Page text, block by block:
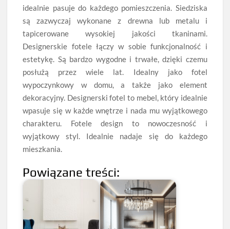
idealnie pasuje do każdego pomieszczenia. Siedziska
są zazwyczaj wykonane z drewna lub metalu i
tapicerowane wysokiej jakości tkaninami.
Designerskie fotele łączy w sobie funkcjonalność i
estetykę. Są bardzo wygodne i trwałe, dzięki czemu
posłużą przez wiele lat. Idealny jako fotel
wypoczynkowy w domu, a także jako element
dekoracyjny. Designerski fotel to mebel, który idealnie
wpasuje się w każde wnętrze i nada mu wyjątkowego
charakteru. Fotele design to nowoczesność i
wyjątkowy styl. Idealnie nadaje się do każdego
mieszkania.
Powiązane treści: